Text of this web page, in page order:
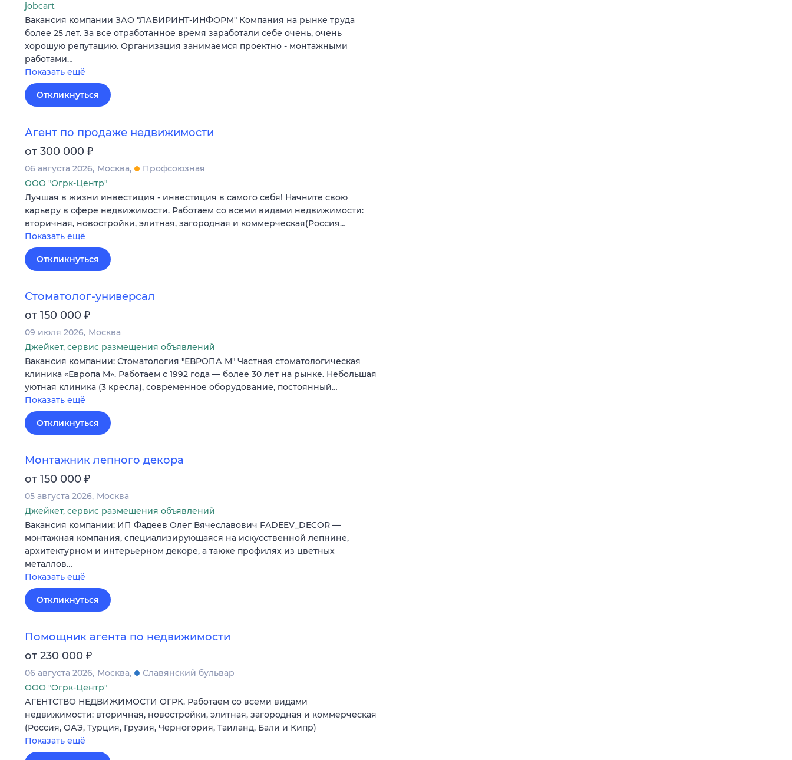
jobcart
Вакансия компании ЗАО "ЛАБИРИНТ-ИНФОРМ" Компания на рынке труда
более 25 лет. За все отработанное время заработали себе очень, очень
хорошую репутацию. Организация занимаемся проектно - монтажными
работами…
Показать ещё
Откликнуться
Агент по продаже недвижимости
от 300 000 ₽
06 августа 2026 Москва
Профсоюзная
ООО "Огрк-Центр"
Лучшая в жизни инвестиция - инвестиция в самого себя! Начните свою
карьеру в сфере недвижимости. Работаем со всеми видами недвижимости:
вторичная, новостройки, элитная, загородная и коммерческая(Россия…
Показать ещё
Откликнуться
Стоматолог-универсал
от 150 000 ₽
09 июля 2026 Москва
Джейкет, сервис размещения объявлений
Вакансия компании: Стоматология "ЕВРОПА М" Частная стоматологическая
клиника «Европа М». Работаем с 1992 года — более 30 лет на рынке. Небольшая
уютная клиника (3 кресла), современное оборудование, постоянный…
Показать ещё
Откликнуться
Монтажник лепного декора
от 150 000 ₽
05 августа 2026 Москва
Джейкет, сервис размещения объявлений
Вакансия компании: ИП Фадеев Олег Вячеславович FADEEV_DECOR —
монтажная компания, специализирующаяся на искусственной лепнине,
архитектурном и интерьерном декоре, а также профилях из цветных
металлов…
Показать ещё
Откликнуться
Помощник агента по недвижимости
от 230 000 ₽
06 августа 2026 Москва
Славянский бульвар
ООО "Огрк-Центр"
АГЕНТСТВО НЕДВИЖИМОСТИ ОГРК. Работаем со всеми видами
недвижимости: вторичная, новостройки, элитная, загородная и коммерческая
(Россия, ОАЭ, Турция, Грузия, Черногория, Таиланд, Бали и Кипр)
Показать ещё